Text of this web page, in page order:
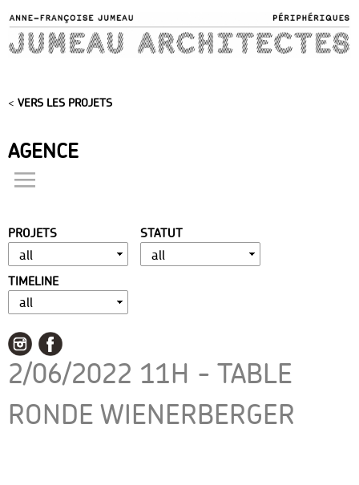
main
content
< VERS LES PROJETS
AGENCE
présentation
distinctions
publications
portfolio
contact
PROJETS STATUT
TIMELINE
2/06/2022 11H - TABLE
RONDE WIENERBERGER